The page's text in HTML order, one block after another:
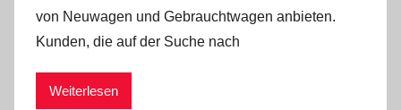
von Neuwagen und Gebrauchtwagen anbieten.
Kunden, die auf der Suche nach
Weiterlesen